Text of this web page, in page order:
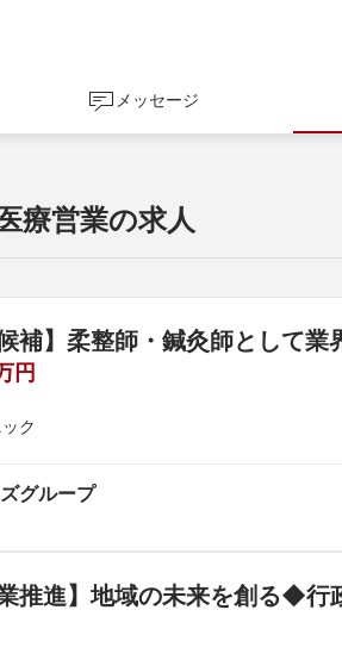
メッセージ
療営業の求人
補】柔整師・鍼灸師として
円
ク
グループ
業推進】地域の未来を創る◆